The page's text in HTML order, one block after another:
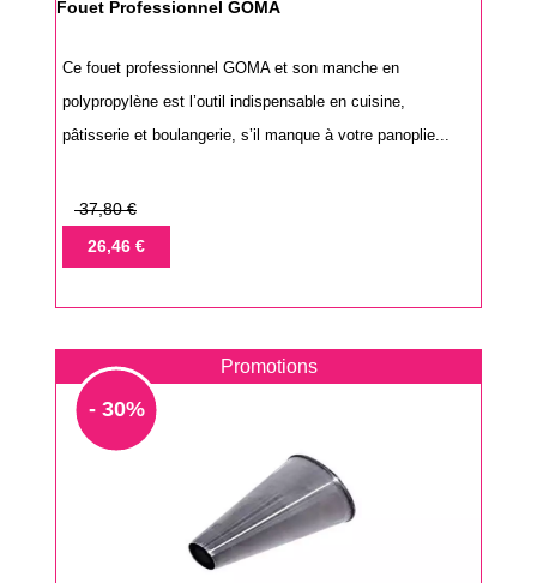
Fouet Professionnel GOMA
Ce fouet professionnel GOMA et son manche en
polypropylène est l’outil indispensable en cuisine,
pâtisserie et boulangerie, s’il manque à votre panoplie...
Prix
37,80 €
Prix26,46 €
Promotions
- 30%